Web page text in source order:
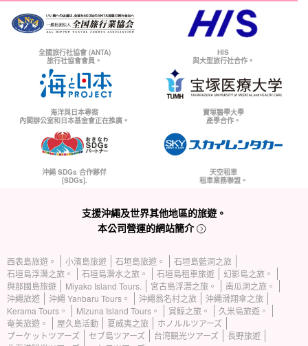
全國旅行社協會 (ANTA)
旅行社協會會員。
HIS
與大型旅行社合作。
海洋與日本專案
內閣辦公室和日本基金會正在推廣。
寶塚醫學大學
產學合作。
沖繩 SDGs 合作夥伴
[SDGs].
天空租車
租車業務聯盟。
支援沖繩及世界其他地區的旅遊。
本公司營運的網站簡介
西表島旅遊。 小濱島旅遊 石垣島旅遊。
石垣島藍洞之旅
石垣島浮潛之旅。
石垣島潛水之旅。 石垣島租車旅遊
幻影島之旅。
與那國島旅遊
Miyako Island Tours. 宮古島浮潛之旅。
南瓜洞之旅。
沖繩旅遊
沖繩 Yanbaru Tours。 沖繩翁名村之旅
沖繩滑翔傘之旅
Kerama Tours。
Mizuna Island Tours。 賞鯨之旅。
久米島旅遊。
奄美旅遊。
屋久島活動 夏威夷之旅
ホノルルツアーズ
プーケットツアーズ
セブ島ツアーズ 台湾観光ツアーズ
長野旅遊